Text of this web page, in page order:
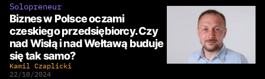
Solopreneur
Biznes w Polsce oczami
czeskiego przedsiębiorcy. Czy
nad Wisłą i nad Wełtawą buduje
się tak samo?
Kamil Czaplicki
22/10/2024